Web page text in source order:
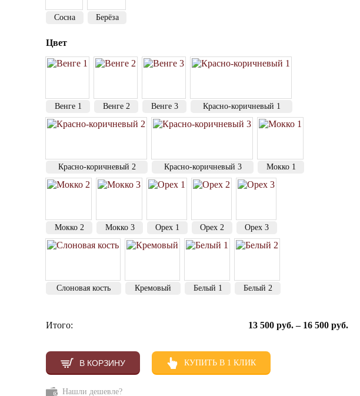
Сосна Берёза
Цвет
Венге 1 Венге 2 Венге 3 Красно-коричневый 1
Красно-коричневый 2 Красно-коричневый 3 Мокко 1
Мокко 2 Мокко 3 Орех 1 Орех 2 Орех 3
Слоновая кость Кремовый Белый 1 Белый 2
Итого: 13 500 руб.– 16 500 руб.
В КОРЗИНУ КУПИТЬ В 1 КЛИК
Нашли дешевле?